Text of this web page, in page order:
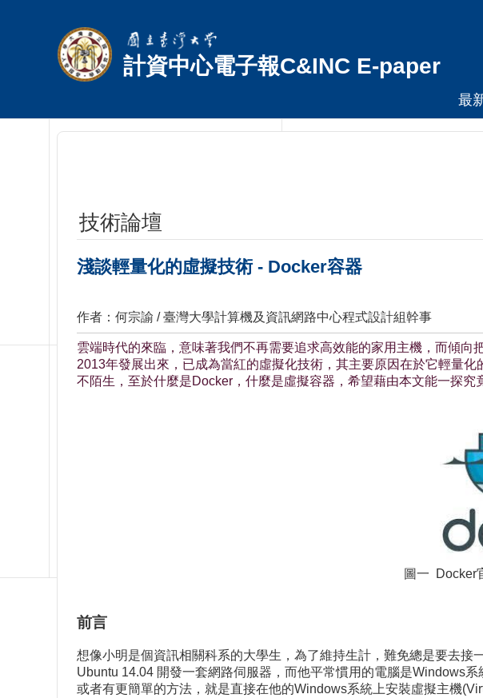
計資中心電子報C&INC E-paper
最
技術論壇
淺談輕量化的虛擬技術 - Docker容器
作者：何宗諭 / 臺灣大學計算機及資訊網路中心程式設計組幹事
雲端時代的來臨，意味著我們不再需要追求高效能的家用主機，而傾
2013年發展出來，已成為當紅的虛擬化技術，其主要原因在於它輕量
不陌生，至於什麼是Docker，什麼是虛擬容器，希望藉由本文能一探究
圖一 Docker
前言
想像小明是個資訊相關科系的大學生，為了維持生計，難免總是要去
Ubuntu 14.04 開發一套網路伺服器，而他平常慣用的電腦是Windows
或者有更簡單的方法，就是直接在他的Windows系統上安裝虛擬主機